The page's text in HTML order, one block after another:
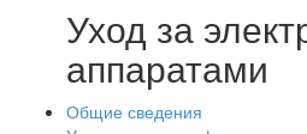
Уход за
аппаратами
Общие сведения